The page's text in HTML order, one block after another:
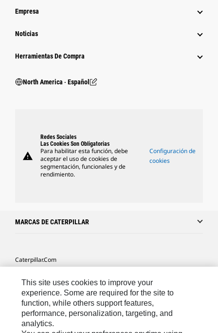
Empresa
Noticias
Herramientas De Compra
North America ‧ Español
warning
Redes Sociales
Las Cookies Son Obligatorias
Para habilitar esta función, debe
aceptar el uso de cookies de
segmentación, funcionales y de
rendimiento.
Configuración de
cookies
MARCAS DE CATERPILLAR
Caterpillar.com
Mis Preferencias De Marketing
Site Map
Cookie Settings
This site uses cookies to improve your
experience. Some are required for the site to
function, while others support features,
performance, personalization, targeting, and
analytics.